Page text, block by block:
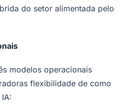
do setor alimentada pelo
modelos operacionais
flexibilidade de como